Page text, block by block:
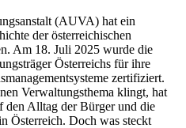
(AUVA) hat ein
der österreichischen
Am 18. Juli 2025 wurde die
Österreichs für ihre
zertifiziert.
Verwaltungsthema klingt, hat
den Alltag der Bürger und die
Österreich. Doch was steckt